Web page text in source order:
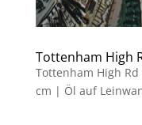
Tottenham High
Tottenham High
cm | Öl auf